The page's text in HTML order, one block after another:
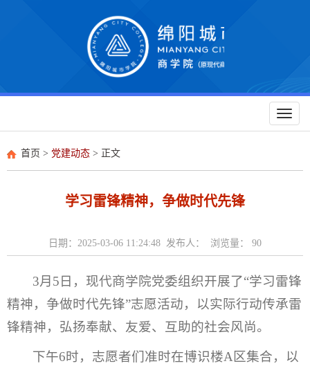
Toggle
首页 > 党建动态 > 正文
学习雷锋精神，争做时代先锋
日期：2025-03-06 11:24:48 发布人： 浏览量： 90
3月5日，现代商学院党委组织开展了“学习雷锋
精神，争做时代先锋”志愿活动，以实际行动传承雷
锋精神，弘扬奉献、友爱、互助的社会风尚。
下午6时，志愿者们准时在博识楼A区集合，以